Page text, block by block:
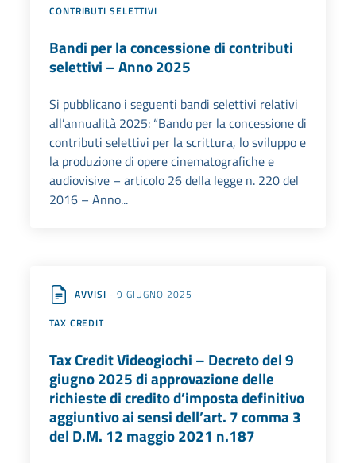
CONTRIBUTI SELETTIVI
Bandi per la concessione di contributi
selettivi – Anno 2025
Si pubblicano i seguenti bandi selettivi relativi
all’annualità 2025: “Bando per la concessione di
contributi selettivi per la scrittura, lo sviluppo e
la produzione di opere cinematografiche e
audiovisive – articolo 26 della legge n. 220 del
2016 – Anno...
AVVISI - 9 GIUGNO 2025
TAX CREDIT
Tax Credit Videogiochi – Decreto del 9
giugno 2025 di approvazione delle
richieste di credito d’imposta definitivo
aggiuntivo ai sensi dell’art. 7 comma 3
del D.M. 12 maggio 2021 n.187